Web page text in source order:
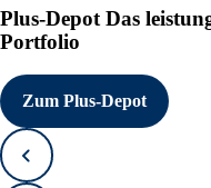
Plus-Depot Das
Portfolio
Zum Plus-Depot
Zurück